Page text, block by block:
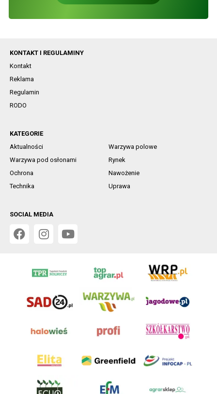
KONTAKT I REGULAMINY
Kontakt
Reklama
Regulamin
RODO
KATEGORIE
Aktualności
Warzywa polowe
Warzywa pod osłonami
Rynek
Ochrona
Nawożenie
Technika
Uprawa
SOCIAL MEDIA